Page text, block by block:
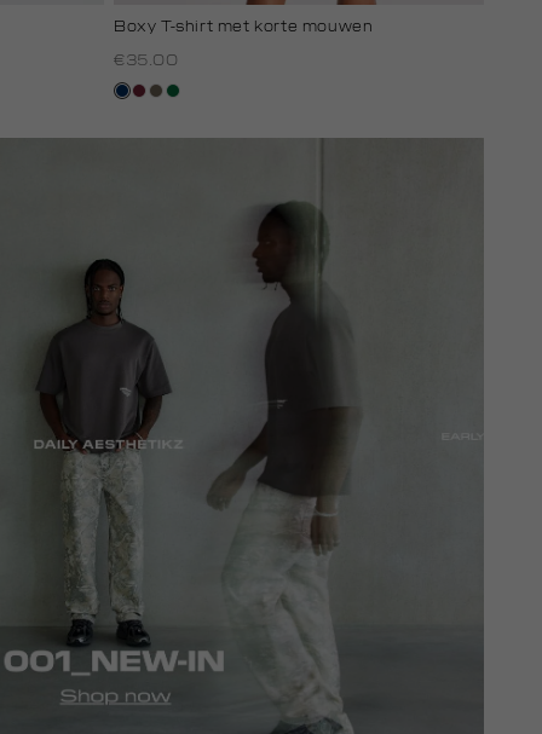
Boxy T-shirt met korte mouwen
€35.00
donkerblauw
bordeaux
lichtbruin
donkergroen